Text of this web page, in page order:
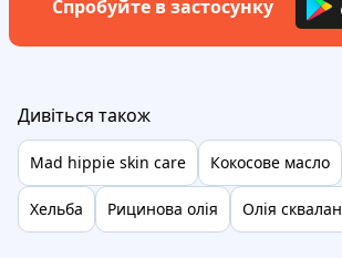
Спробуйте в застосунку
Дивіться також
Mad hippie skin care Кокосове масло
Хельба Рицинова олія Олія сквалан